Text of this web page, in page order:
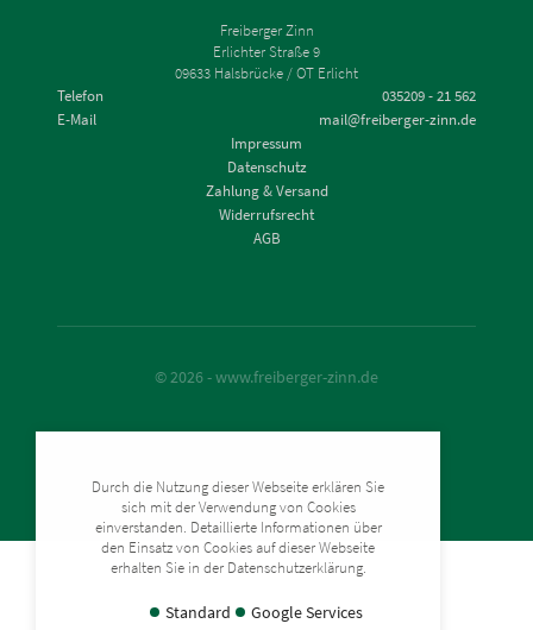
Freiberger Zinn
Erlichter Straße 9
09633 Halsbrücke / OT Erlicht
Telefon
035209 - 21 562
E-Mail
mail@freiberger-zinn.de
Impressum
Datenschutz
Zahlung & Versand
Widerrufsrecht
AGB
© 2026 - www.freiberger-zinn.de
Durch die Nutzung dieser Webseite erklären Sie
sich mit der Verwendung von Cookies
einverstanden. Detaillierte Informationen über
den Einsatz von Cookies auf dieser Webseite
erhalten Sie in der Datenschutzerklärung.
Standard Google Services